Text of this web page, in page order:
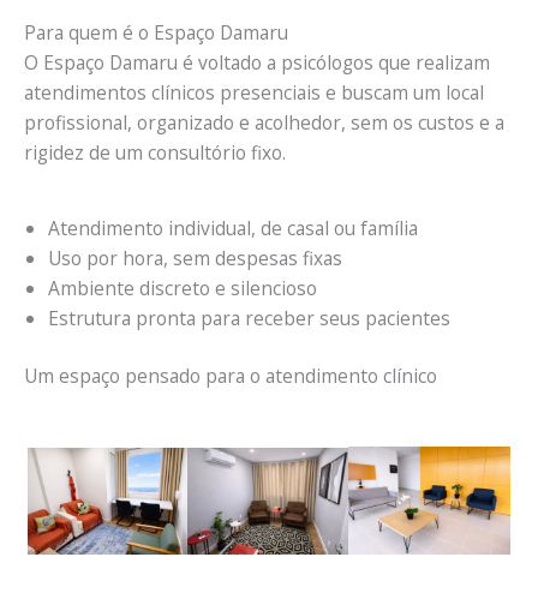
Para quem é o Espaço Damaru
O Espaço Damaru é voltado a psicólogos que realizam
atendimentos clínicos presenciais e buscam um local
profissional, organizado e acolhedor, sem os custos e a
rigidez de um consultório fixo.
Atendimento individual, de casal ou família
Uso por hora, sem despesas fixas
Ambiente discreto e silencioso
Estrutura pronta para receber seus pacientes
Um espaço pensado para o atendimento clínico